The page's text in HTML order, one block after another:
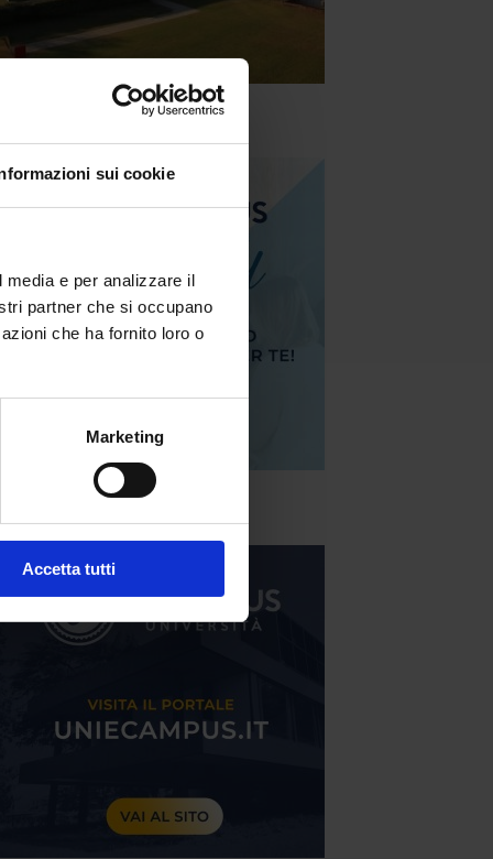
sui cookie
e per analizzare il
partner che si occupano
che ha fornito loro o
Marketing
Accetta tutti